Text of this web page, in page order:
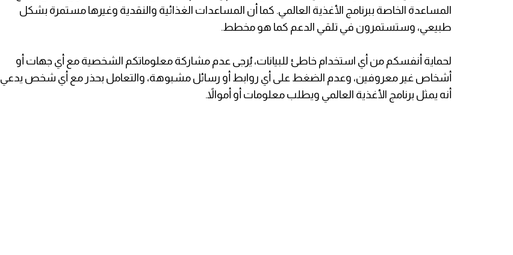
المساعدة الخاصة ببرنامج الأغذية العالمي. كما أن المساعدات الغذائية والنقدية وغيرها مستمرة بشكل
طبيعي، وستستمرون في تلقي الدعم كما هو مخطط.
​لحماية أنفسكم من أي استخدام خاطئ للبيانات، يُرجى عدم مشاركة معلوماتكم الشخصية مع أي جهات أو
أشخاص غير معروفين، وعدم الضغط على أي روابط أو رسائل مشبوهة، والتعامل بحذر مع أي شخص يدعي
أنه يمثل برنامج الأغذية العالمي ويطلب معلومات أو أموالاً.